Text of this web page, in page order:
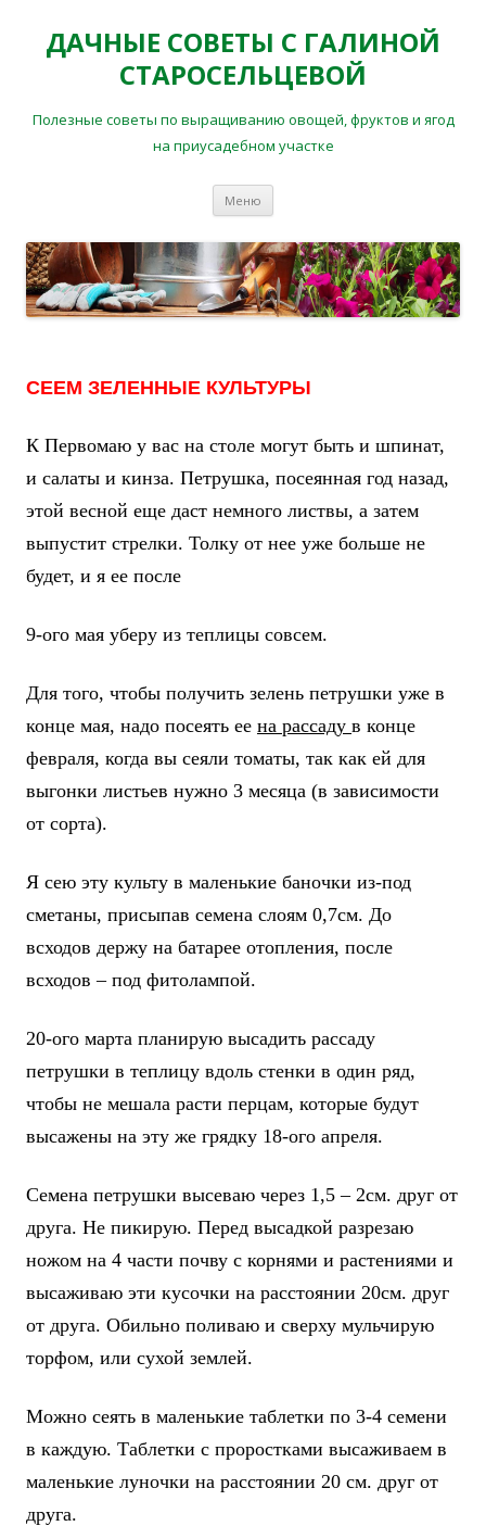
ДАЧНЫЕ СОВЕТЫ С ГАЛИНОЙ
СТАРОСЕЛЬЦЕВОЙ
Полезные советы по выращиванию овощей, фруктов и ягод
на приусадебном участке
Меню
СЕЕМ ЗЕЛЕННЫЕ КУЛЬТУРЫ
К Первомаю у вас на столе могут быть и шпинат,
и салаты и кинза. Петрушка, посеянная год назад,
этой весной еще даст немного листвы, а затем
выпустит стрелки. Толку от нее уже больше не
будет, и я ее после
9-ого мая уберу из теплицы совсем.
Для того, чтобы получить зелень петрушки уже в
конце мая, надо посеять ее на рассаду в конце
февраля, когда вы сеяли томаты, так как ей для
выгонки листьев нужно 3 месяца (в зависимости
от сорта).
Я сею эту культу в маленькие баночки из-под
сметаны, присыпав семена слоям 0,7см. До
всходов держу на батарее отопления, после
всходов – под фитолампой.
20-ого марта планирую высадить рассаду
петрушки в теплицу вдоль стенки в один ряд,
чтобы не мешала расти перцам, которые будут
высажены на эту же грядку 18-ого апреля.
Семена петрушки высеваю через 1,5 – 2см. друг от
друга. Не пикирую. Перед высадкой разрезаю
ножом на 4 части почву с корнями и растениями и
высаживаю эти кусочки на расстоянии 20см. друг
от друга. Обильно поливаю и сверху мульчирую
торфом, или сухой землей.
Можно сеять в маленькие таблетки по 3-4 семени
в каждую. Таблетки с проростками высаживаем в
маленькие луночки на расстоянии 20 см. друг от
друга.